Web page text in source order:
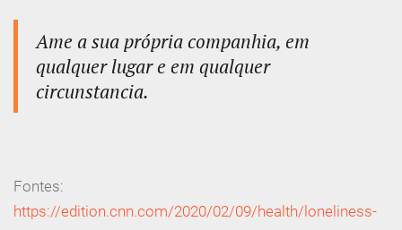
Ame a sua própria companhia, em
qualquer lugar e em qualquer
circunstancia.
Fontes:
https://edition.cnn.com/2020/02/09/health/loneliness-